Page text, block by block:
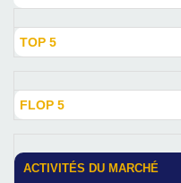
TOP 5
FLOP 5
ACTIVITÉS DU MARCHÉ